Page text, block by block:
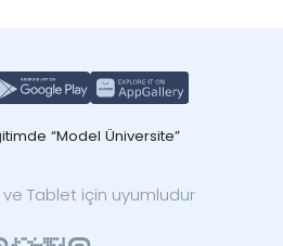
“Model Üniversite”
Tablet için uyumludur